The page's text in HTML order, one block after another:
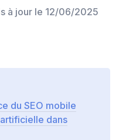
à jour le 12/06/2025
du SEO mobile
dans